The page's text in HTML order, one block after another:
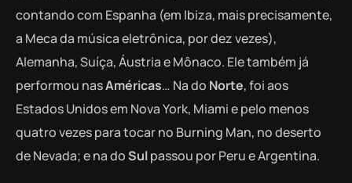
contando com Espanha (em Ibiza, mais precisamente,
a Meca da música eletrônica, por dez vezes),
Alemanha, Suíça, Áustria e Mônaco. Ele também já
performou nasAméricas… Na do Norte, foi aos
Estados Unidos em Nova York, Miami e pelo menos
quatro vezes para tocar no Burning Man, no deserto
de Nevada; e na doSulpassou por Peru e Argentina.